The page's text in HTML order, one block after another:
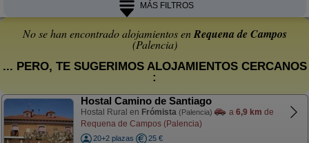
MÁS FILTROS
No se han encontrado alojamientos enRequena de Campos
(Palencia)
... PERO, TE SUGERIMOS ALOJAMIENTOS CERCANOS
:
Hostal Camino de Santiago
Hostal Rural en Frómista (Palencia) a 6,9 km de
Requena de Campos (Palencia)
20+2 plazas
25 €